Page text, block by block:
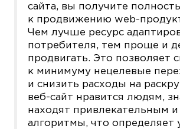
сайта, вы получите
к продвижению web-
Чем лучше ресурс
потребителя, тем проще и
продвигать. Это позволяет
к минимуму нецелевые
и снизить расходы на
веб-сайт нравится людям,
находят привлекательным
алгоритмы, что определяет